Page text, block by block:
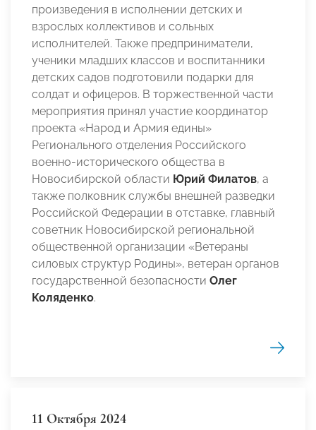
произведения в исполнении детских и
взрослых коллективов и сольных
исполнителей. Также предприниматели,
ученики младших классов и воспитанники
детских садов подготовили подарки для
солдат и офицеров. В торжественной части
мероприятия принял участие координатор
проекта «Народ и Армия едины»
Регионального отделения Российского
военно-исторического общества в
Новосибирской области Юрий Филатов, а
также полковник службы внешней разведки
Российской Федерации в отставке, главный
советник Новосибирской региональной
общественной организации «Ветераны
силовых структур Родины», ветеран органов
государственной безопасности Олег
Коляденко.
11 Октября 2024